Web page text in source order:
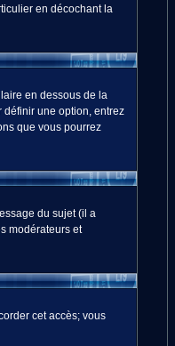
en décochant la
en dessous de la
une option, entrez
que vous pourrez
du sujet (il a
modérateurs et
cet accès; vous